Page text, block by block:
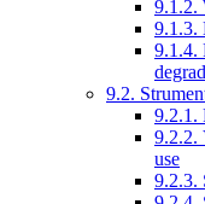
9.1.2.
9.1.3.
9.1.4.
9.2.
9.2.1.
9.2.2.
use
9.2.3.